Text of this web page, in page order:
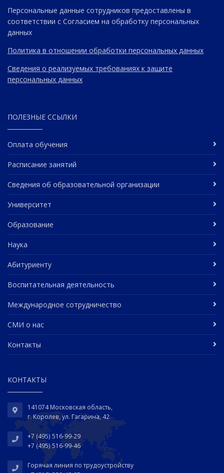
Персональные данные сотрудников предоставлены в
соответствии с Согласием на обработку персональных
данных
Политика в отношении обработки персональных данных
Сведения о реализуемых требованиях к защите
персональных данных
ПОЛЕЗНЫЕ ССЫЛКИ
Оплата обучения
Расписание занятий
Сведения об образовательной организации
Университет
Образование
Наука
Абитуриенту
Воспитательная деятельность
Международное сотрудничество
СМИ о нас
Контакты
КОНТАКТЫ
141074 Московская область,
г. Королев, ул. Гагарина, 42
+7 (495) 516-99-29
+7 (495) 516-99-46
Горячая линия по трудоустройству